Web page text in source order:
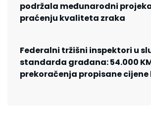
podržala međunarodni
praćenju kvaliteta zraka
Federalni tržišni inspektori u
standarda građana: 54.000
prekoračenja propisane cijene